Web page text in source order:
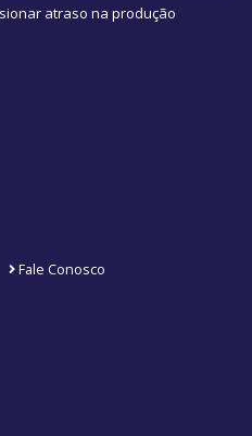
atraso na produção
Fale Conosco